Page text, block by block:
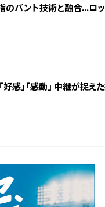
バント技術と融合...ロ
」「感動」 中継が捉え